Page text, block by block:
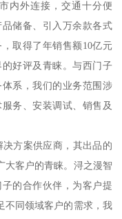
内外连接，交通十分便
储备、引入万余款各式
取得了年销售额10亿元
好评及青睐。与西门子
系，我们的业务范围涉
务、安装调试、销售及
案供应商，其出品的
大客户的青睐。浔之漫智
的合作伙伴，为客户提
不同领域客户的需求，我